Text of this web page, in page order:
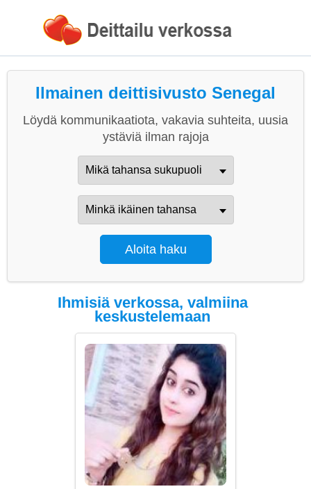
Ilmainen deittisivusto Senegal
Löydä kommunikaatiota, vakavia suhteita, uusia
ystäviä ilman rajoja
Ihmisiä verkossa, valmiina
keskustelemaan